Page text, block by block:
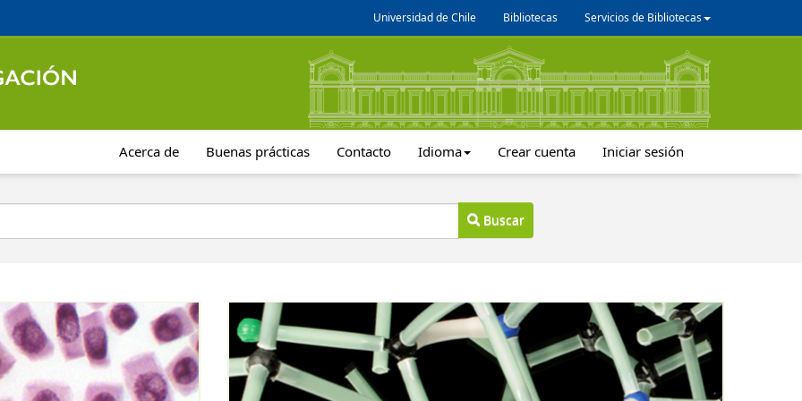
Universidad de Chile Bibliotecas Servicios de Bibliotecas
Acerca de Buenas prácticas Contacto Idioma Crear cuenta Iniciar sesión
Buscar